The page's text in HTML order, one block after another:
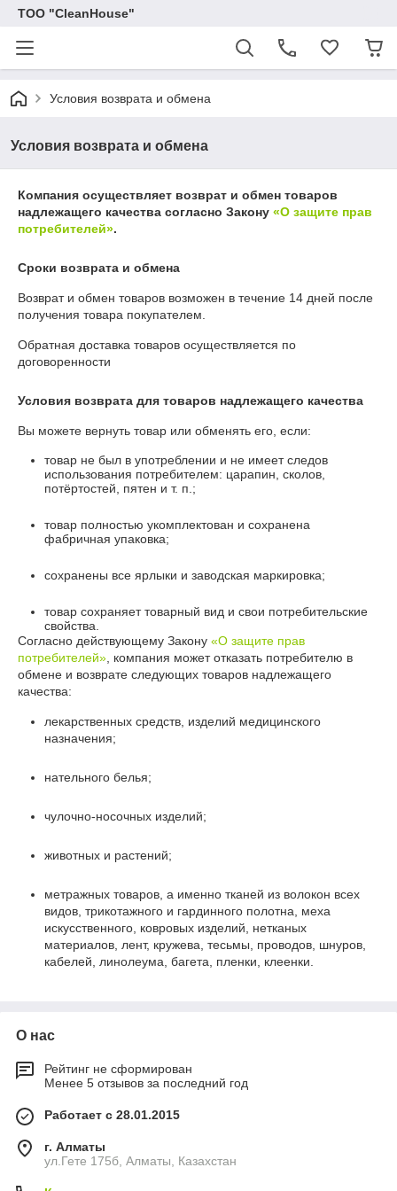
ТОО "CleanHouse"
Условия возврата и обмена
Условия возврата и обмена
Компания осуществляет возврат и обмен товаров
надлежащего качества согласно Закону «О защите прав
потребителей».
Сроки возврата и обмена
Возврат и обмен товаров возможен в течение 14 дней после
получения товара покупателем.
Обратная доставка товаров осуществляется по
договоренности
Условия возврата для товаров надлежащего качества
Вы можете вернуть товар или обменять его, если:
товар не был в употреблении и не имеет следов
использования потребителем: царапин, сколов,
потёртостей, пятен и т. п.;
товар полностью укомплектован и сохранена
фабричная упаковка;
сохранены все ярлыки и заводская маркировка;
товар сохраняет товарный вид и свои потребительские
свойства.
Согласно действующему Закону «О защите прав
потребителей» , компания может отказать потребителю в
обмене и возврате следующих товаров надлежащего
качества:
лекарственных средств, изделий медицинского
назначения;
нательного белья;
чулочно-носочных изделий;
животных и растений;
метражных товаров, а именно тканей из волокон всех
видов, трикотажного и гардинного полотна, меха
искусственного, ковровых изделий, нетканых
материалов, лент, кружева, тесьмы, проводов, шнуров,
кабелей, линолеума, багета, пленки, клеенки.
О нас
Рейтинг не сформирован
Менее 5 отзывов за последний год
Работает с 28.01.2015
г. Алматы
ул.Гете 175б, Алматы, Казахстан